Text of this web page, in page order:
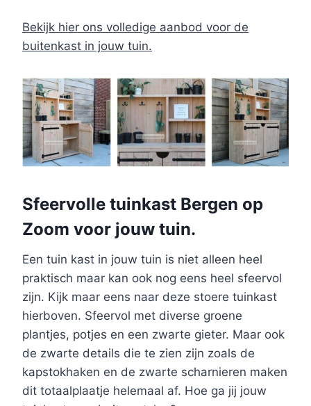
Bekijk hier ons volledige aanbod voor de
buitenkast in jouw tuin.
Sfeervolle tuinkast Bergen op
Zoom voor jouw tuin.
Een tuin kast in jouw tuin is niet alleen heel
praktisch maar kan ook nog eens heel sfeervol
zijn. Kijk maar eens naar deze stoere tuinkast
hierboven. Sfeervol met diverse groene
plantjes, potjes en een zwarte gieter. Maar ook
de zwarte details die te zien zijn zoals de
kapstokhaken en de zwarte scharnieren maken
dit totaalplaatje helemaal af. Hoe ga jij jouw